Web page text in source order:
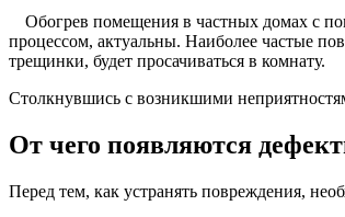
Обогрев помещения в частных домах с
процессом, актуальны. Наиболее частые
трещинки, будет просачиваться в комнату.
Столкнувшись с возникшими
От чего появляются
Перед тем, как устранять повреждения,